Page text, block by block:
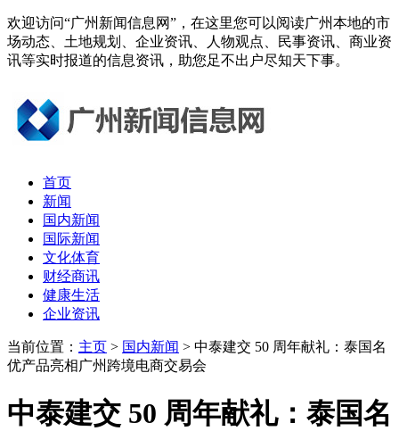
欢迎访问“广州新闻信息网”，在这里您可以阅读广州本地的市
场动态、土地规划、企业资讯、人物观点、民事资讯、商业资
讯等实时报道的信息资讯，助您足不出户尽知天下事。
首页
新闻
国内新闻
国际新闻
文化体育
财经商讯
健康生活
企业资讯
当前位置： 主页 > 国内新闻 > 中泰建交 50 周年献礼：泰国名
优产品亮相广州跨境电商交易会
中泰建交 50 周年献礼：泰国名